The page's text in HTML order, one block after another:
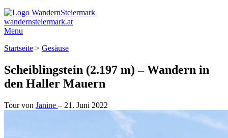
wandernsteiermark.at
Menu
Startseite > Gesäuse
Scheiblingstein (2.197 m) – Wandern in
den Haller Mauern
Tour von Janine – 21. Juni 2022